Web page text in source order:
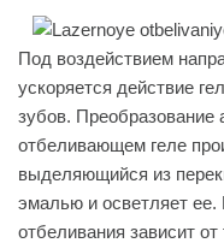
Под воздействием
ускоряется действие
зубов. Преобразование
отбеливающем геле
выделяющийся из
эмалью и осветляет ее.
отбеливания зависит